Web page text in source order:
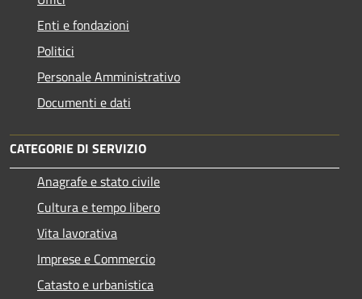
Enti e fondazioni
Politici
Personale Amministrativo
Documenti e dati
CATEGORIE DI SERVIZIO
Anagrafe e stato civile
Cultura e tempo libero
Vita lavorativa
Imprese e Commercio
Catasto e urbanistica